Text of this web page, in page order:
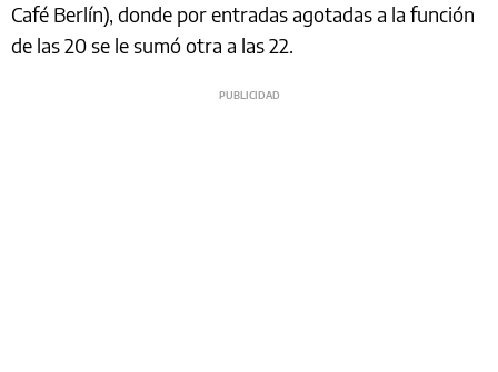
Café Berlín), donde por entradas agotadas a la función
de las 20 se le sumó otra a las 22.